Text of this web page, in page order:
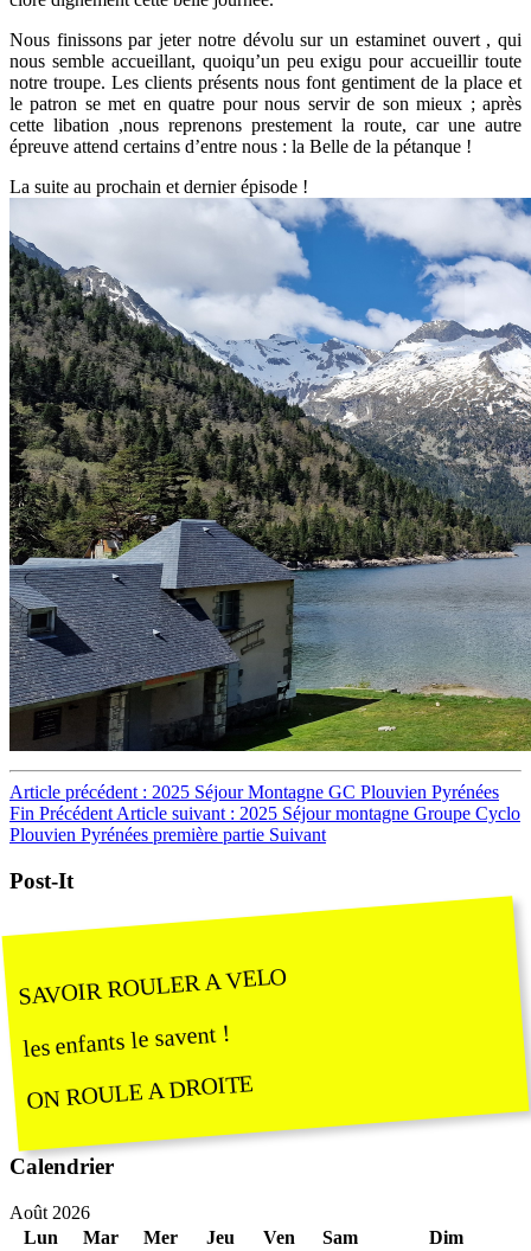
Nous finissons par jeter notre dévolu sur un estaminet ouvert , qui
nous semble accueillant, quoiqu’un peu exigu pour accueillir toute
notre troupe. Les clients présents nous font gentiment de la place et
le patron se met en quatre pour nous servir de son mieux ; après
cette libation ,nous reprenons prestement la route, car une autre
épreuve attend certains d’entre nous : la Belle de la pétanque !
La suite au prochain et dernier épisode !
Article précédent : 2025 Séjour Montagne GC Plouvien Pyrénées
Fin Précédent Article suivant : 2025 Séjour montagne Groupe Cyclo
Plouvien Pyrénées première partie Suivant
Post-It
SAVOIR ROULER A VELO
les enfants le savent !
ON ROULE A DROITE
Calendrier
Août 2026
Lun
Mar Mer Jeu Ven Sam Dim